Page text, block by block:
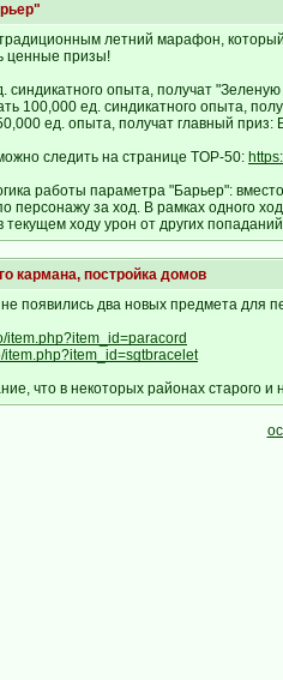
летний марафон,
ценные призы!
синдикатного опыта, получат
100,000 ед. синдикатного опыта,
ед. опыта, получат главный приз:
следить на странице TOP-50:
работы параметра "Барьер":
персонажу за ход. В рамках одного
текущем ходу урон от других
кармана, постройка домов
появились два новых предмета для
item.php?item_id=paracord
item.php?item_id=sgtbracelet
что в некоторых районах старого и